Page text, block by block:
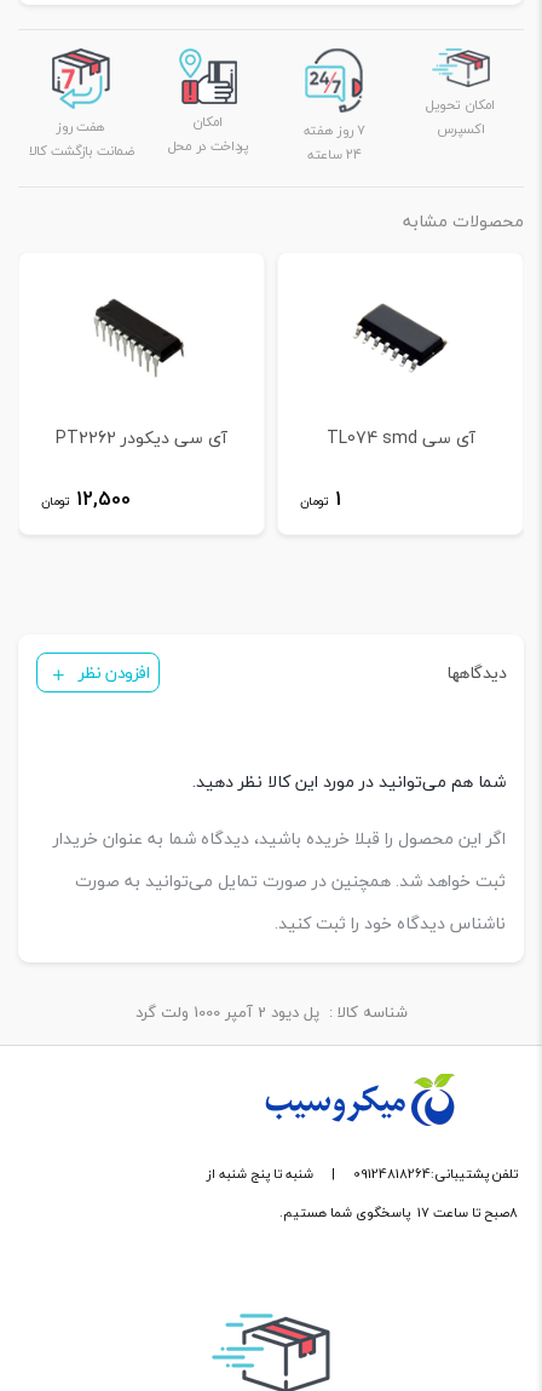
امکان تحویل
اکسپرس
۷ روز هفته
۲۴ ساعته
امکان
پرداخت در محل
هفت روز
ضمانت بازگشت کالا
محصولات مشابه
آی سی TL074 smd
1 تومان
آی سی دیکودر PT2262
12,500 تومان
دیدگاهها افزودن نظر
شما هم می‌توانید در مورد این کالا نظر دهید.
اگر این محصول را قبلا خریده باشید، دیدگاه شما به عنوان خریدار
ثبت خواهد شد. همچنین در صورت تمایل می‌توانید به صورت
ناشناس دیدگاه خود را ثبت کنید.
شناسه کالا : پل دیود 2 آمپر 1000 ولت گرد
تلفن پشتیبانی:09124818264 |
شنبه تا پنج شنبه از
8صبح تا ساعت 17 پاسخگوی شما هستیم.